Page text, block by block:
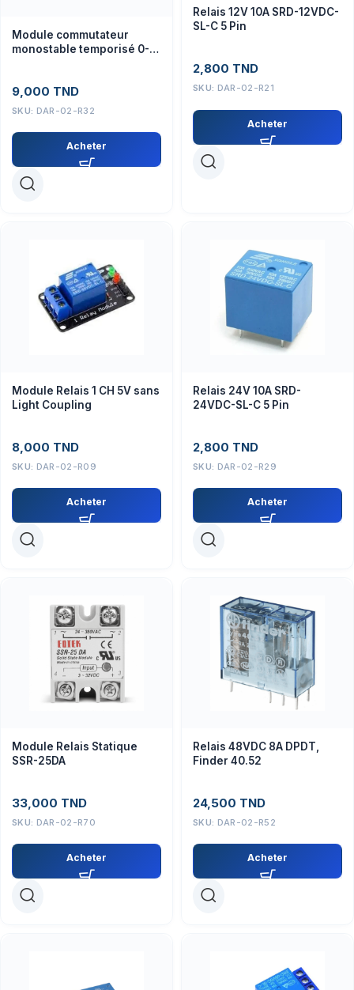
Module commutateur
monostable temporisé 0-
9,000 TND
SKU: DAR-02-R32
Acheter
Relais 12V 10A SRD-12VDC-
SL-C 5 Pin
2,800 TND
SKU: DAR-02-R21
Acheter
Module Relais 1 CH 5V sans
Light Coupling
8,000 TND
SKU: DAR-02-R09
Acheter
Relais 24V 10A SRD-
24VDC-SL-C 5 Pin
2,800 TND
SKU: DAR-02-R29
Acheter
Module Relais Statique
SSR-25DA
33,000 TND
SKU: DAR-02-R70
Acheter
Relais 48VDC 8A DPDT,
Finder 40.52
24,500 TND
SKU: DAR-02-R52
Acheter